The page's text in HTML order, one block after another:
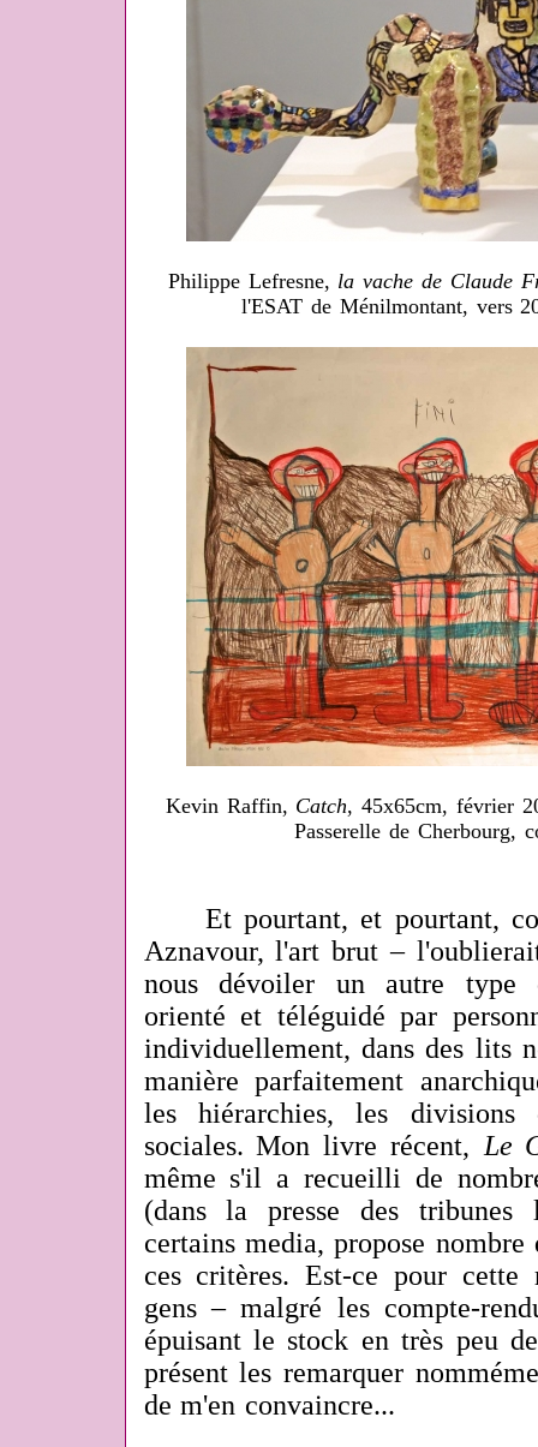
Philippe Lefresne, la vache de Claude
l'ESAT de Ménilmontant, vers
Kevin Raffin, Catch, 45x65cm, février
Passerelle de Cherbourg,
Et pourtant, et pourtant,
Aznavour, l'art brut –
nous dévoiler un autre type
orienté et téléguidé par
individuellement, dans des lits
manière parfaitement
les hiérarchies, les
sociales. Mon livre récent,Le
même s'il a recueilli de
(dans la presse des tribunes
certains media, propose nombre
ces critères. Est-ce pour
gens – malgré les compte-
épuisant le stock en très peu
présent les remarquer
de m'en convaincre...